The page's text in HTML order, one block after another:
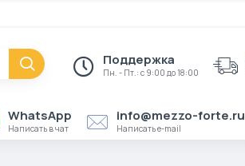
Поддержка
Пн. - Пт.: с 9:00 до 18:00
WhatsApp
Написать в чат
info@mezzo-forte.ru
Написать e-mail